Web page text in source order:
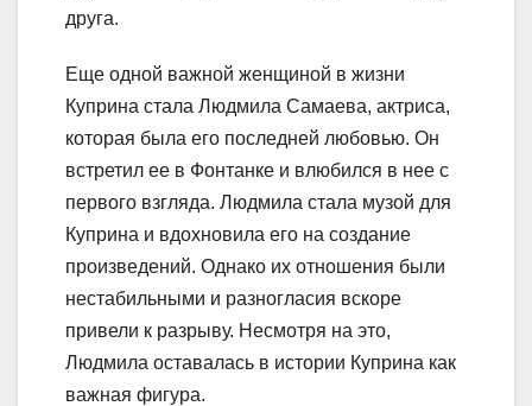
друга.
Еще одной важной женщиной в жизни
Куприна стала Людмила Самаева, актриса,
которая была его последней любовью. Он
встретил ее в Фонтанке и влюбился в нее с
первого взгляда. Людмила стала музой для
Куприна и вдохновила его на создание
произведений. Однако их отношения были
нестабильными и разногласия вскоре
привели к разрыву. Несмотря на это,
Людмила оставалась в истории Куприна как
важная фигура.